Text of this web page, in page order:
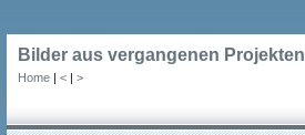
Bilder aus vergangenen Projekten
Home | < | >